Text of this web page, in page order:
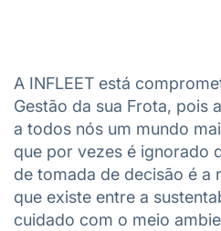
A INFLEET está
Gestão da sua Frota, pois
a todos nós um mundo
que por vezes é ignorado
de tomada de decisão é a
que existe entre a
cuidado com o meio